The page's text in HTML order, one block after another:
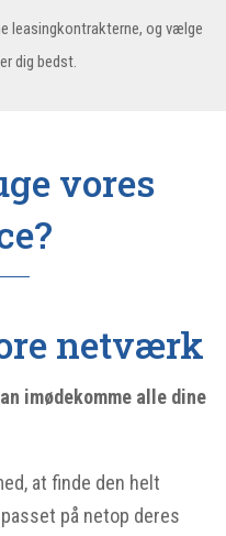
leasingkontrakterne, og vælge
dig bedst.
vores
netværk
imødekomme alle dine
at finde den helt
på netop deres